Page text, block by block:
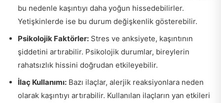
bu nedenle kaşıntıyı daha yoğun hissedebilirler.
Yetişkinlerde ise bu durum değişkenlik gösterebilir.
Psikolojik Faktörler: Stres ve anksiyete, kaşıntının
şiddetini artırabilir. Psikolojik durumlar, bireylerin
rahatsızlık hissini doğrudan etkileyebilir.
İlaç Kullanımı: Bazı ilaçlar, alerjik reaksiyonlara neden
olarak kaşıntıyı artırabilir. Kullanılan ilaçların yan etkileri